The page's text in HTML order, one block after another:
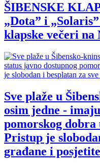
ŠIBENSKE
„Dota” i
klapske večeri
Sve plaže u
osim jedne -
pomorskog
Pristup je
građane i